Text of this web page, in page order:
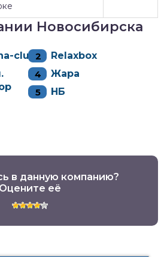
Новосибирска
club
Relaxbox
Жара
НБ
в данную компанию?
Оцените её